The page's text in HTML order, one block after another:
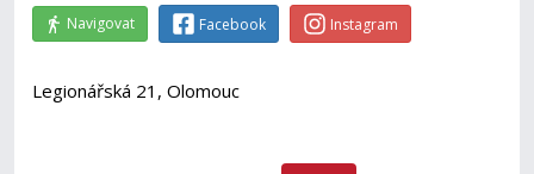
Navigovat Facebook Instagram
Legionářská 21, Olomouc